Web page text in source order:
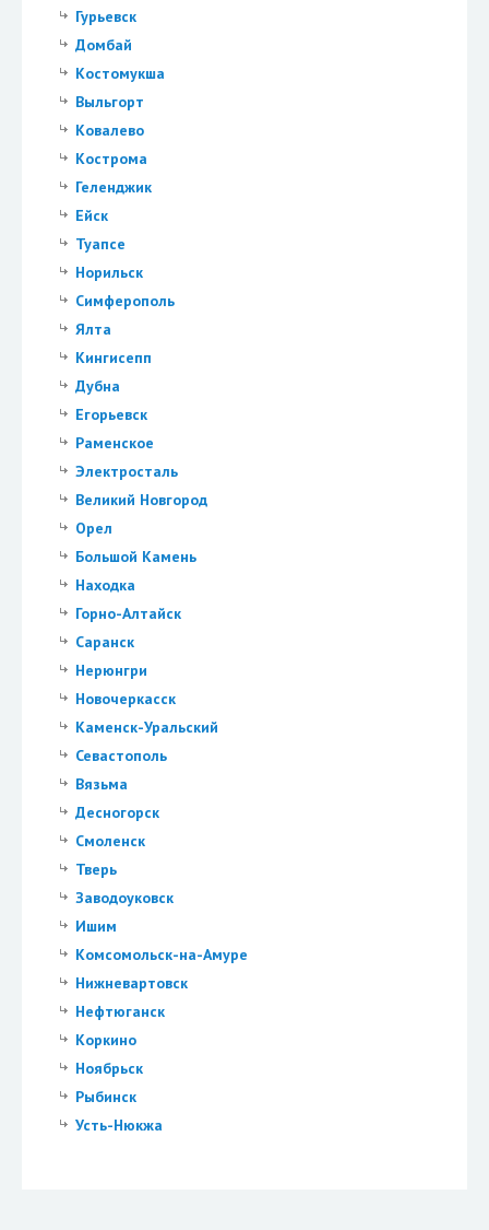
Гурьевск
Домбай
Костомукша
Выльгорт
Ковалево
Кострома
Геленджик
Ейск
Туапсе
Норильск
Симферополь
Ялта
Кингисепп
Дубна
Егорьевск
Раменское
Электросталь
Великий Новгород
Орел
Большой Камень
Находка
Горно-Алтайск
Саранск
Нерюнгри
Новочеркасск
Каменск-Уральский
Севастополь
Вязьма
Десногорск
Смоленск
Тверь
Заводоуковск
Ишим
Комсомольск-на-Амуре
Нижневартовск
Нефтюганск
Коркино
Ноябрьск
Рыбинск
Усть-Нюкжа